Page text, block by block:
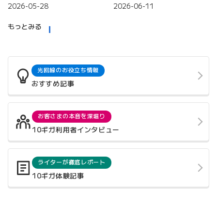
2026-05-28
2026-06-11
もっとみる
光回線のお役立ち情報
おすすめ記事
お客さまの本音を深堀り
10ギガ利用者インタビュー
ライターが徹底レポート
10ギガ体験記事